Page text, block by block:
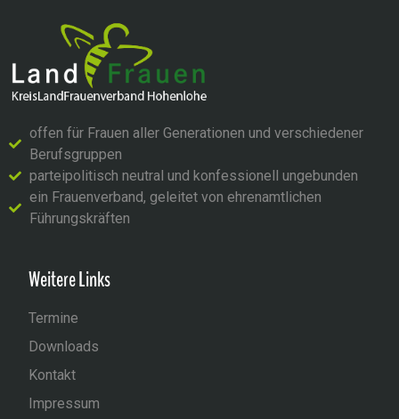
offen für Frauen aller Generationen und verschiedener
Berufsgruppen
parteipolitisch neutral und konfessionell ungebunden
ein Frauenverband, geleitet von ehrenamtlichen
Führungskräften
Weitere Links
Termine
Downloads
Kontakt
Impressum